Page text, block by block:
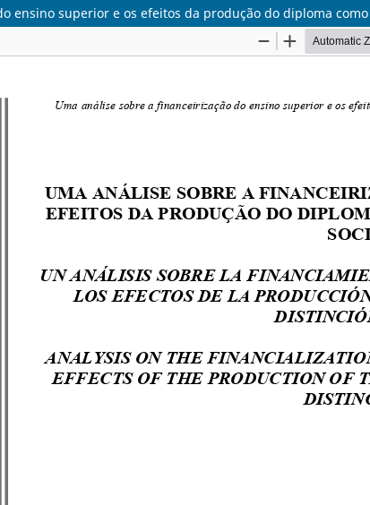
ensino superior e os efeitos da produção do diploma